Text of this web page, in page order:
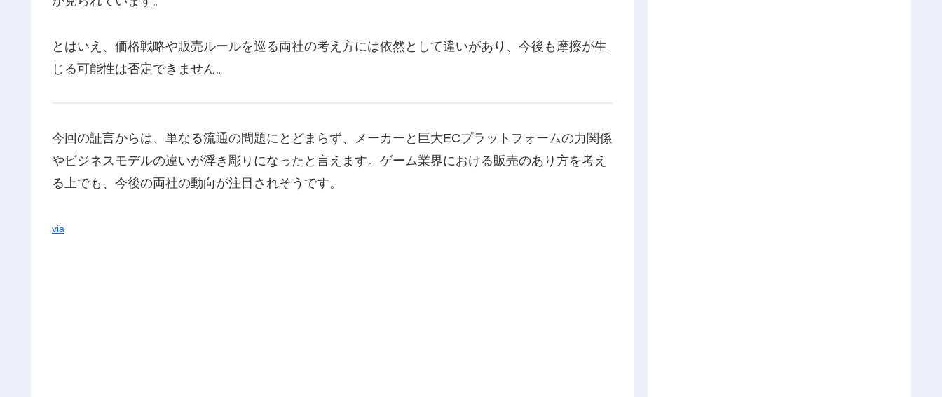
とはいえ、価格戦略や販売ルールを巡る両社の考え方には依然として違いがあり、今後も摩擦が生
じる可能性は否定できません。
今回の証言からは、単なる流通の問題にとどまらず、メーカーと巨大ECプラットフォームの力関係
やビジネスモデルの違いが浮き彫りになったと言えます。ゲーム業界における販売のあり方を考え
る上でも、今後の両社の動向が注目されそうです。
via